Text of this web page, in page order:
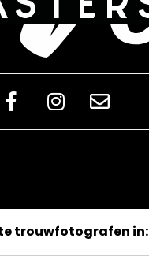
trouwfotografen in: